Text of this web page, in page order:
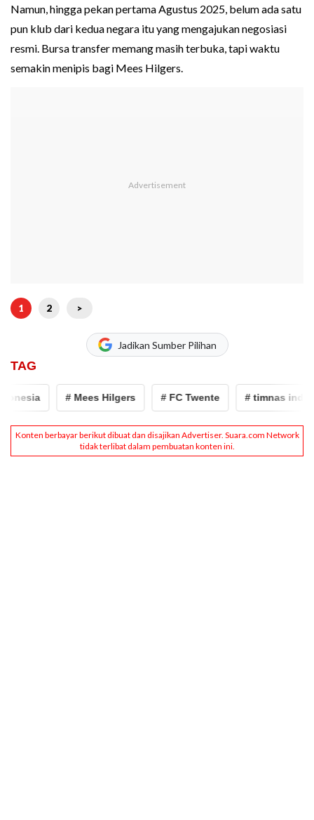
Namun, hingga pekan pertama Agustus 2025, belum ada satu
pun klub dari kedua negara itu yang mengajukan negosiasi
resmi. Bursa transfer memang masih terbuka, tapi waktu
semakin menipis bagi Mees Hilgers.
1 2 >
Jadikan Sumber Pilihan
TAG
# Mees Hilgers # FC Twente # timnas